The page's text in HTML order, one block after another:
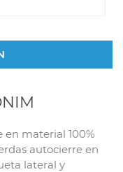
en material 100%
autocierre en
lateral y